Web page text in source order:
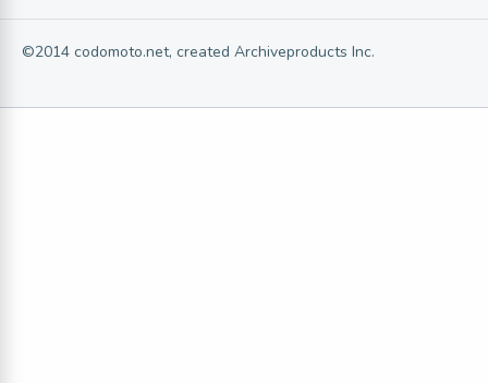
©2014 codomoto.net, created Archiveproducts Inc.